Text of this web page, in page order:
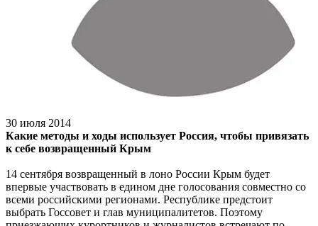
30 июля 2014
Какие методы и ходы использует Россия, чтобы привязать
к себе возвращенный Крым
14 сентября возвращенный в лоно России Крым будет
впервые участвовать в едином дне голосования совместно со
всеми российскими регионами. Республике предстоит
выбрать Госсовет и глав муниципалитетов. Поэтому